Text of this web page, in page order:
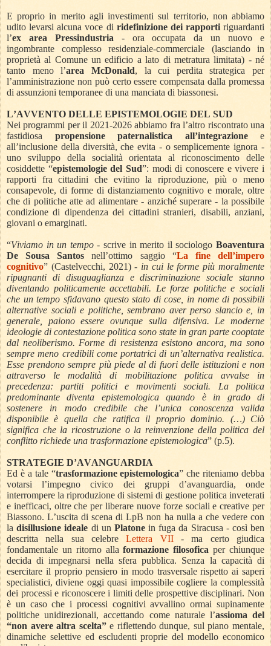
E proprio in merito agli investimenti sul territorio, non abbiamo
udito levarsi alcuna voce di ridefinizione dei rapportiriguardanti
l’ex area Pressindustria - ora occupata da un nuovo e
ingombrante complesso residenziale-commerciale (lasciando in
proprietà al Comune un edificio a lato di metratura limitata) - né
tanto meno l’area McDonald, la cui perdita strategica per
l’amministrazione non può certo essere compensata dalla promessa
di assunzioni temporanee di una manciata di biassonesi.
L’AVVENTO DELLE EPISTEMOLOGIE DEL SUD
Nei programmi per il 2021-2026 abbiamo fra l’altro riscontrato una
fastidiosa propensione paternalistica all’integrazionee
all’inclusione della diversità, che evita - o semplicemente ignora -
uno sviluppo della socialità orientata al riconoscimento delle
cosiddette “epistemologie del Sud”: modi di conoscere e vivere i
rapporti fra cittadini che evitino la riproduzione, più o meno
consapevole, di forme di distanziamento cognitivo e morale, oltre
che di politiche atte ad alimentare - anziché superare - la possibile
condizione di dipendenza dei cittadini stranieri, disabili, anziani,
giovani o emarginati.
“Viviamo in un tempo- scrive in merito il sociologoBoaventura
De Sousa Santos nell’ottimo saggio “La fine dell’impero
cognitivo” (Castelvecchi, 2021) - in cui le forme più moralmente
ripugnanti di disuguaglianza e discriminazione sociale stanno
diventando politicamente accettabili. Le forze politiche e sociali
che un tempo sfidavano questo stato di cose, in nome di possibili
alternative sociali e politiche, sembrano aver perso slancio e, in
generale, paiono essere ovunque sulla difensiva. Le moderne
ideologie di contestazione politica sono state in gran parte cooptate
dal neoliberismo. Forme di resistenza esistono ancora, ma sono
sempre meno credibili come portatrici di un’alternativa realistica.
Esse prendono sempre più piede al di fuori delle istituzioni e non
attraverso le modalità di mobilitazione politica avvalse in
precedenza: partiti politici e movimenti sociali. La politica
predominante diventa epistemologica quando è in grado di
sostenere in modo credibile che l’unica conoscenza valida
disponibile è quella che ratifica il proprio dominio. (…) Ciò
significa che la ricostruzione o la reinvenzione della politica del
conflitto richiede una trasformazione epistemologica” (p.5).
STRATEGIE D’AVANGUARDIA
Ed è a tale “trasformazione epistemologica” che riteniamo debba
votarsi l’impegno civico dei gruppi d’avanguardia, onde
interrompere la riproduzione di sistemi di gestione politica inveterati
e inefficaci, oltre che per liberare nuove forze sociali e creative per
Biassono. L’uscita di scena di LpB non ha nulla a che vedere con
ladisillusione ideale di un Platonein fuga da Siracusa - così ben
descritta nella sua celebreLettera VII- ma certo giudica
fondamentale un ritorno allaformazione filosofica per chiunque
decida di impegnarsi nella sfera pubblica. Senza la capacità di
esercitare il proprio pensiero in modo trasversale rispetto ai saperi
specialistici, diviene oggi quasi impossibile cogliere la complessità
dei processi e riconoscere i limiti delle prospettive disciplinari. Non
è un caso che i processi cognitivi avvallino ormai supinamente
politiche unidirezionali, accettando come naturale l’assioma del
“non avere altra scelta”e riflettendo dunque, sul piano mentale,
dinamiche selettive ed escludenti proprie del modello economico